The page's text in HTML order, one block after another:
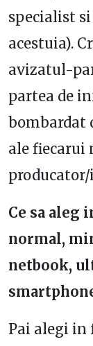
specialist
acestuia).
avizatul-
partea de
bombardat
ale fiecarui
Ce sa aleg
normal,
netbook,
Pai alegi in